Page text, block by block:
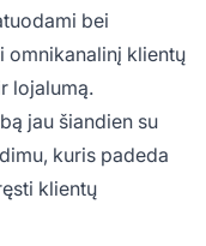
bei
omnikanalinį klientų
lojalumą.
jau šiandien su
kuris padeda
klientų